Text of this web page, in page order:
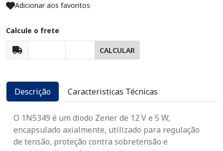
Adicionar aos favoritos
Calcule o frete
CALCULAR
Descrição Caracteristicas Técnicas
O 1N5349 é um diodo Zener de 12 V e 5 W,
encapsulado axialmente, utilizado para regulação
de tensão, proteção contra sobretensão e